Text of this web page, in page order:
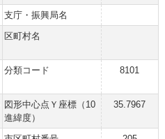
支庁・振興局名
区町村名
分類コード 8101
図形中心点Ｙ座標（10
進緯度）
35.7967